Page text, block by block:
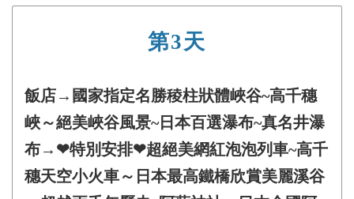
第3天
飯店→國家指定名勝稜柱狀體峽谷~高千穗
峽～絕美峽谷風景~日本百選瀑布~真名井瀑
布→❤特別安排❤超絕美網紅泡泡列車~高千
穗天空小火車～日本最高鐵橋欣賞美麗溪谷